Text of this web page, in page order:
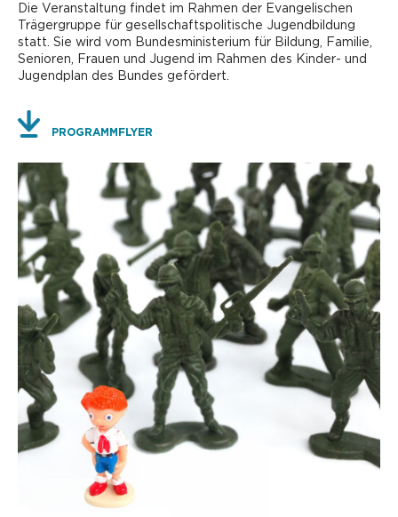
Die Veranstaltung findet im Rahmen der Evangelischen
Trägergruppe für gesellschaftspolitische Jugendbildung
statt. Sie wird vom Bundesministerium für Bildung, Familie,
Senioren, Frauen und Jugend im Rahmen des Kinder- und
Jugendplan des Bundes gefördert.
PROGRAMMFLYER